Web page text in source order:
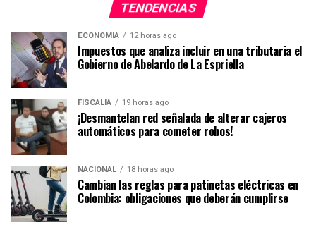
TENDENCIAS
ECONOMIA 12 horas ago
Impuestos que analiza incluir en una tributaria el
Gobierno de Abelardo de La Espriella
FISCALÍA 19 horas ago
¡Desmantelan red señalada de alterar cajeros
automáticos para cometer robos!
NACIONAL 18 horas ago
Cambian las reglas para patinetas eléctricas en
Colombia: obligaciones que deberán cumplirse